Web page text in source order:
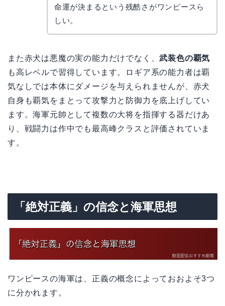
命運が決まるという残酷さがワンピースら
しい。
また赤犬は悪魔の実の能力だけでなく、武装色の覇気
も高レベルで習得しています。ロギア系の能力者は覇
気なしでは本体にダメージを与えられませんが、赤犬
自身も覇気をまとって攻撃力と防御力を底上げしてい
ます。海軍元帥として複数の大将を指揮する器だけあ
り、戦闘力は作中でも最高峰クラスと評価されていま
す。
「絶対正義」の信念と海軍思想
ワンピースの海軍は、正義の概念によっておおよそ3つ
に分かれます。